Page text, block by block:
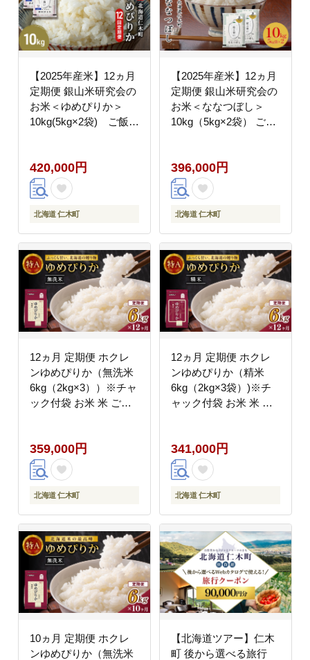
【2025年産米】12ヵ月
定期便 銀山米研究会の
お米＜ゆめぴりか＞
10kg(5kg×2袋) ご飯
北海道産 産地直送 朝ご
はん 夜ごはん 昼ごはん
[株式会社 松原米穀]
420,000円
北海道 仁木町
【2025年産米】12ヵ月
定期便 銀山米研究会の
お米＜ななつぼし＞
10kg（5kg×2袋） ご飯
北海道産 産地直送 朝ご
はん 昼ごはん 夜ごはん
[株式会社 松原米穀]
396,000円
北海道 仁木町
12ヵ月 定期便 ホクレ
ンゆめぴりか（無洗米
6kg（2kg×3））※チャ
ック付袋 お米 米 ごは
たる]
359,000円
北海道 仁木町
12ヵ月 定期便 ホクレ
ンゆめぴりか（精米
6kg（2kg×3袋）)※チ
ャック付袋 お米 米 ご
たる]
341,000円
北海道 仁木町
10ヵ月 定期便 ホクレ
ンゆめぴりか（無洗米
【北海道ツアー】仁木
町 後から選べる旅行